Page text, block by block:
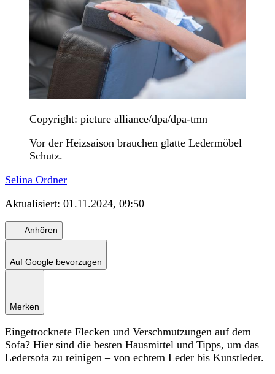
Copyright: picture alliance/dpa/dpa-tmn
Vor der Heizsaison brauchen glatte Ledermöbel
Schutz.
Selina Ordner
Aktualisiert: 01.11.2024, 09:50
Anhören
Auf Google bevorzugen
Merken
Eingetrocknete Flecken und Verschmutzungen auf dem
Sofa? Hier sind die besten Hausmittel und Tipps, um das
Ledersofa zu reinigen – von echtem Leder bis Kunstleder.